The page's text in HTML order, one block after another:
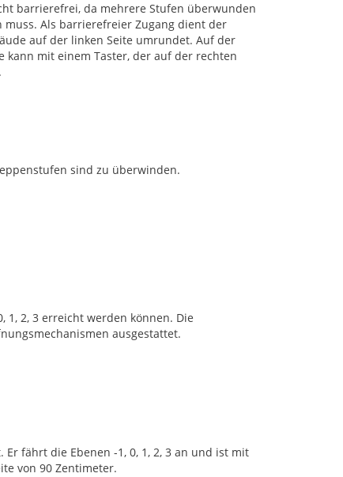
barrierefrei, da mehrere Stufen überwunden
Als barrierefreier Zugang dient der
auf der linken Seite umrundet. Auf der
kann mit einem Taster, der auf der rechten
sind zu überwinden.
1, 2, 3 erreicht werden können. Die
ausgestattet.
fährt die Ebenen -1, 0, 1, 2, 3 an und ist mit
von 90 Zentimeter.